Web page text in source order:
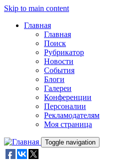
Skip to main content
Главная
Главная
Поиск
Рубрикатор
Новости
События
Блоги
Галереи
Конференции
Персоналии
Рекламодателям
Моя страница
Toggle navigation